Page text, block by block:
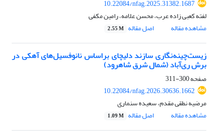
10.22084/nfag.2025.31382.1687
لفته کعبی زاده عرب، محسن علامه، رامین مکفی
مشاهده مقاله
اصل مقاله 2.55 M
زیست‌چینه‌نگاری سازند دلیچای براساس نانوفسیل‌های آهکی در
برش ری‌آباد(شمال شرق شاهرود)
صفحه300-311
10.22084/nfag.2026.30636.1662
مرضیه نطقی مقدم، سعیده سنماری
مشاهده مقاله
اصل مقاله 1.09 M